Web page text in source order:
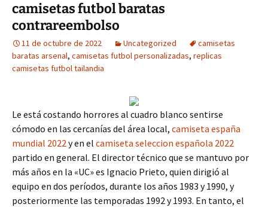
camisetas futbol baratas
contrareembolso
11 de octubre de 2022 Uncategorized
camisetas
baratas arsenal, camisetas futbol personalizadas, replicas
camisetas futbol tailandia
Le está costando horrores al cuadro blanco sentirse
cómodo en las cercanías del área local, camiseta españa
mundial 2022y en el camiseta seleccion española 2022
partido en general. El director técnico que se mantuvo por
más años en la «UC» es Ignacio Prieto, quien dirigió al
equipo en dos períodos, durante los años 1983 y 1990, y
posteriormente las temporadas 1992 y 1993. En tanto, el